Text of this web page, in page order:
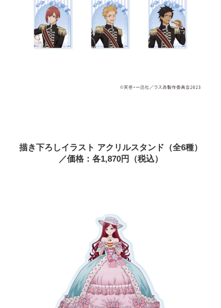
描き下ろしイラスト アクリルスタンド（全6種）
／価格：各1,870円（税込）